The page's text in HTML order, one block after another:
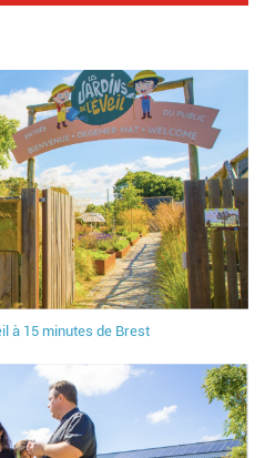
à 15 minutes de Brest